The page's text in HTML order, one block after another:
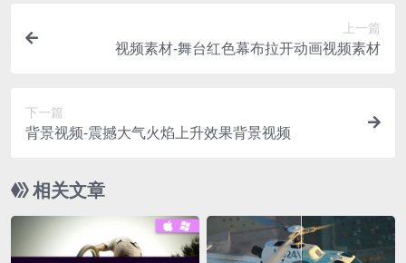
上一篇
视频素材-舞台红色幕布拉开动画视频素材
下一篇
背景视频-震撼大气火焰上升效果背景视频
相关文章